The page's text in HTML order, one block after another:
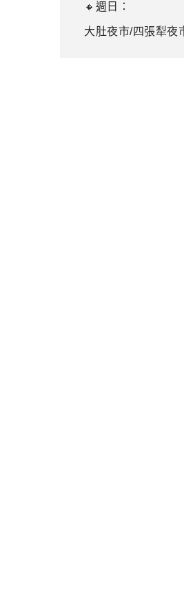
🔸週日：
大肚夜市/四張犁夜